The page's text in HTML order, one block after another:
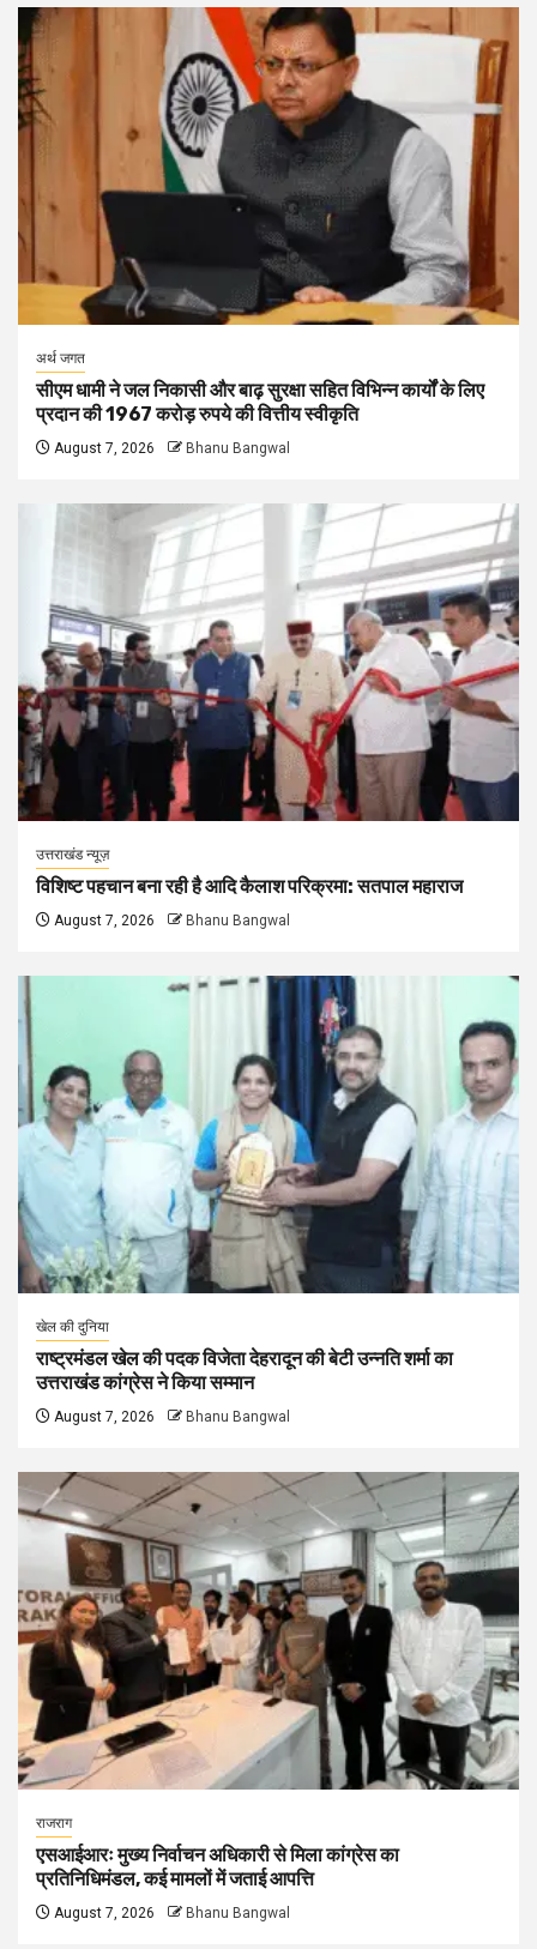
अर्थ जगत
सीएम धामी ने जल निकासी और बाढ़ सुरक्षा सहित विभिन्न कार्यों के लिए
प्रदान की 1967 करोड़ रुपये की वित्तीय स्वीकृति
August 7, 2026 Bhanu Bangwal
उत्तराखंड न्यूज़
विशिष्ट पहचान बना रही है आदि कैलाश परिक्रमा: सतपाल महाराज
August 7, 2026 Bhanu Bangwal
खेल की दुनिया
राष्ट्रमंडल खेल की पदक विजेता देहरादून की बेटी उन्नति शर्मा का
उत्तराखंड कांग्रेस ने किया सम्मान
August 7, 2026 Bhanu Bangwal
राजराग
एसआईआरः मुख्य निर्वाचन अधिकारी से मिला कांग्रेस का
प्रतिनिधिमंडल, कई मामलों में जताई आपत्ति
August 7, 2026 Bhanu Bangwal